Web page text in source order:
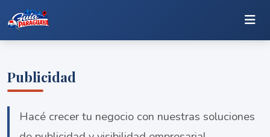
Publicidad
Hacé crecer tu negocio con nuestras soluciones